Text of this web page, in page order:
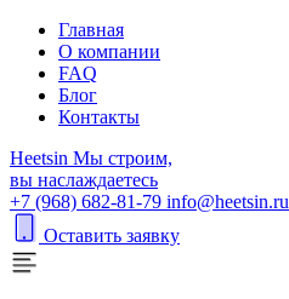
Главная
О компании
FAQ
Блог
Контакты
Heetsin Мы строим,
вы наслаждаетесь
+7 (968) 682-81-79 info@heetsin.ru
Оставить заявку